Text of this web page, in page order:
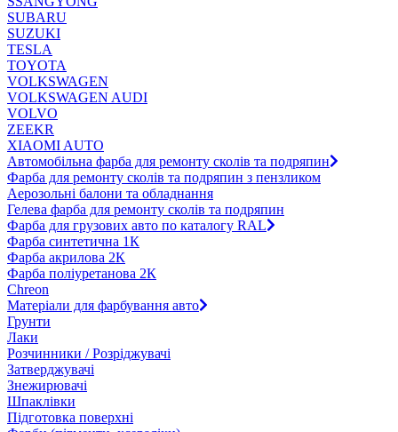
SUBARU
SUZUKI
TESLA
TOYOTA
VOLKSWAGEN
VOLKSWAGEN AUDI
VOLVO
ZEEKR
XIAOMI AUTO
Автомобільна фарба для ремонту сколів та подряпин
Фарба для ремонту сколів та подряпин з пензликом
Аерозольні балони та обладнання
Гелева фарба для ремонту сколів та подряпин
Фарба для грузових авто по каталогу RAL
Фарба синтетична 1К
Фарба акрилова 2К
Фарба поліуретанова 2К
Chreon
Матеріали для фарбування авто
Грунти
Лаки
Розчинники / Розріджувачі
Затверджувачі
Знежирювачі
Шпаклівки
Підготовка поверхні